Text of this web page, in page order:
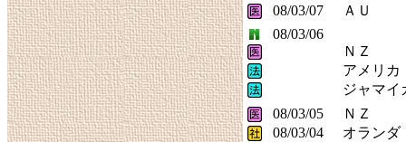
08/03/07
ＡＵ
08/03/06
ＮＺ
アメリカ
ジャマイ
08/03/05
ＮＺ
08/03/04
オランダ